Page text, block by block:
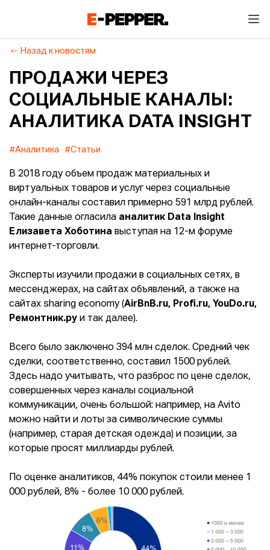
Назад к новостям
ПРОДАЖИ ЧЕРЕЗ
СОЦИАЛЬНЫЕ КАНАЛЫ:
АНАЛИТИКА DATA INSIGHT
#Аналитика #Статьи
В 2018 году объем продаж материальных и
виртуальных товаров и услуг через социальные
онлайн-каналы составил примерно 591 млрд рублей.
Такие данные огласила аналитик Data Insight
Елизавета Хоботина выступая на 12-м форуме
интернет-торговли.
Эксперты изучили продажи в социальных сетях, в
мессенджерах, на сайтах объявлений, а также на
сайтах sharing economy (AirBnB.ru, Profi.ru, YouDo.ru,
Ремонтник.ру и так далее).
Всего было заключено 394 млн сделок. Средний чек
сделки, соответственно, составил 1500 рублей.
Здесь надо учитывать, что разброс по цене сделок,
совершенных через каналы социальной
коммуникации, очень большой: например, на Avito
можно найти и лоты за символические суммы
(например, старая детская одежда) и позиции, за
которые просят миллиарды рублей.
По оценке аналитиков, 44% покупок стоили менее 1
000 рублей, 8% - более 10 000 рублей.